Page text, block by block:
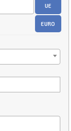
UE
EURO